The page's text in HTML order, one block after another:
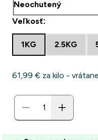
Veľkosť:
1KG 2.5KG
61,99 €‎ za kilo -